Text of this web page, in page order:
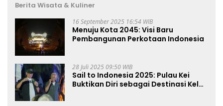
Berita Wisata & Kuliner
16 September 2025 16:54 WIB
Menuju Kota 2045: Visi Baru
Pembangunan Perkotaan Indonesia
28 Juli 2025 09:50 WIB
Sail to Indonesia 2025: Pulau Kei
Buktikan Diri sebagai Destinasi Kelas